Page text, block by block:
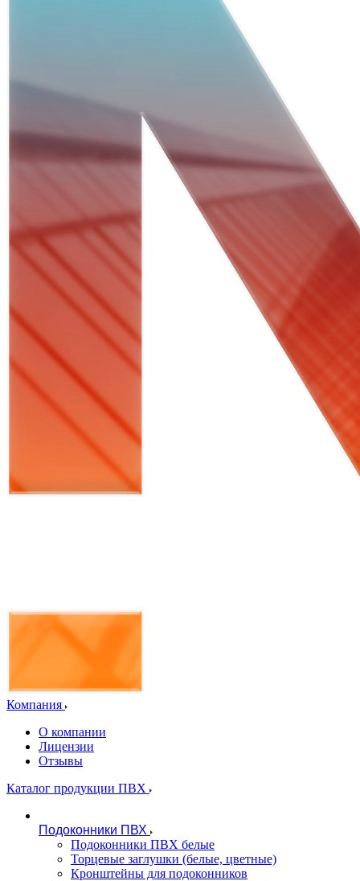
Компания
О компании
Лицензии
Отзывы
Каталог продукции ПВХ
Подоконники ПВХ
Подоконники ПВХ белые
Торцевые заглушки (белые, цветные)
Кронштейны для подоконников